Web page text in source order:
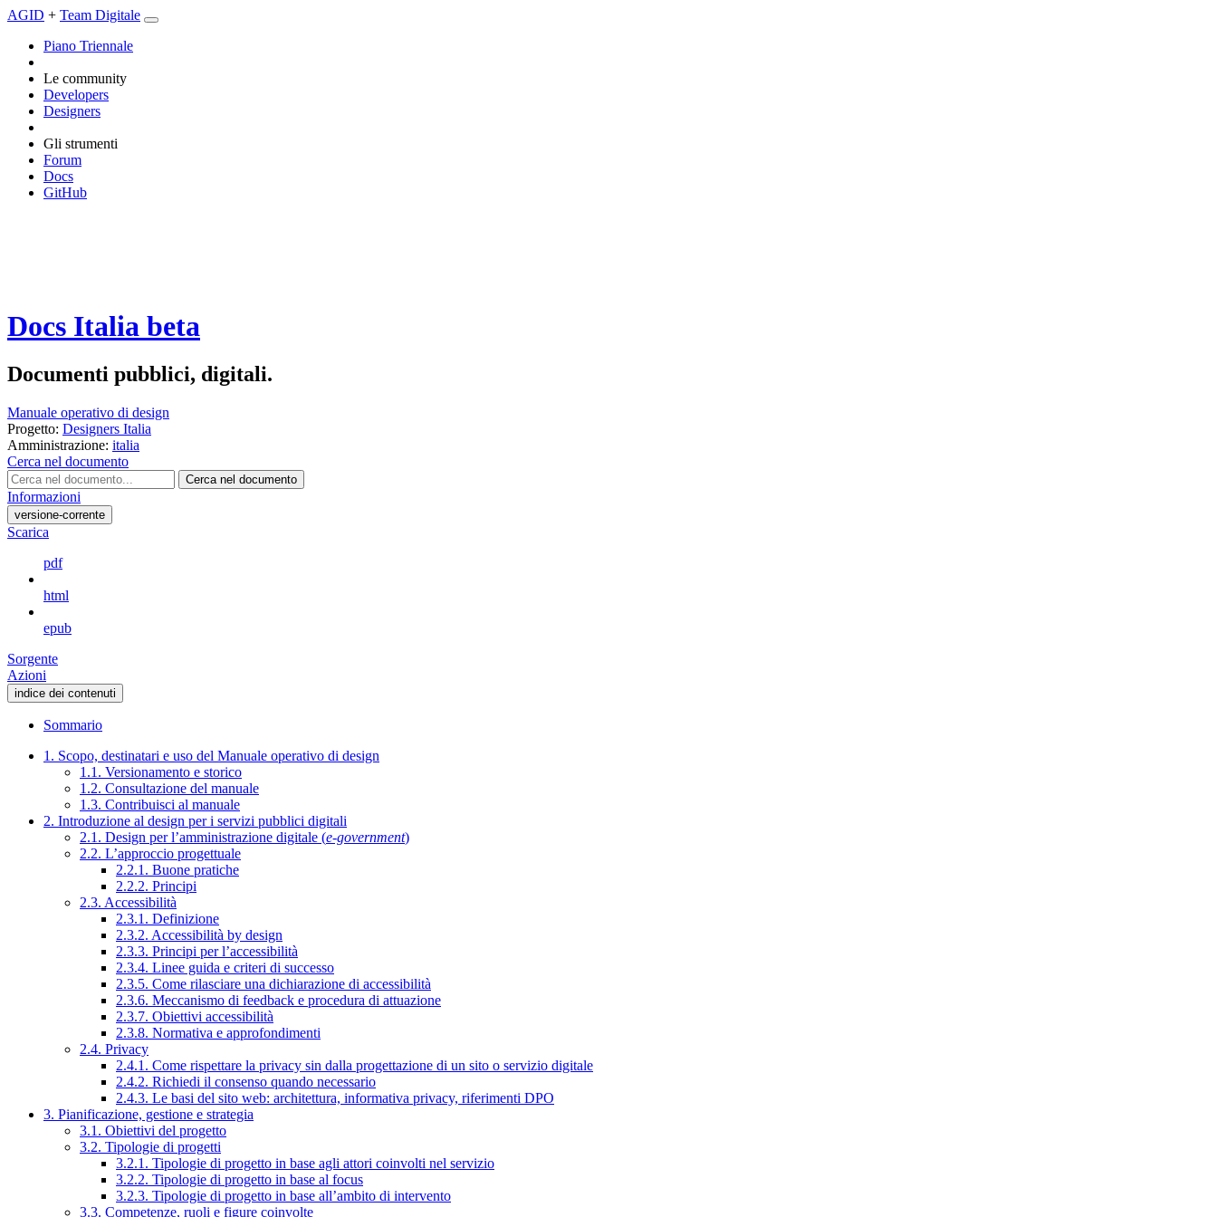
AGID + Team Digitale
Piano Triennale
Le community
Developers
Designers
Gli strumenti
Forum
Docs
GitHub
Docs Italia beta
Documenti pubblici, digitali.
Manuale operativo di design
Progetto: Designers Italia
Amministrazione: italia
Cerca nel documento
Cerca nel documento
Informazioni
versione-corrente
Scarica
pdf
html
epub
Sorgente
Azioni
indice dei contenuti
Sommario
1. Scopo, destinatari e uso del Manuale operativo di design
1.1. Versionamento e storico
1.2. Consultazione del manuale
1.3. Contribuisci al manuale
2. Introduzione al design per i servizi pubblici digitali
2.1. Design per l’amministrazione digitale (e-government)
2.2. L’approccio progettuale
2.2.1. Buone pratiche
2.2.2. Principi
2.3. Accessibilità
2.3.1. Definizione
2.3.2. Accessibilità by design
2.3.3. Principi per l’accessibilità
2.3.4. Linee guida e criteri di successo
2.3.5. Come rilasciare una dichiarazione di accessibilità
2.3.6. Meccanismo di feedback e procedura di attuazione
2.3.7. Obiettivi accessibilità
2.3.8. Normativa e approfondimenti
2.4. Privacy
2.4.1. Come rispettare la privacy sin dalla progettazione di un sito o servizio digitale
2.4.2. Richiedi il consenso quando necessario
2.4.3. Le basi del sito web: architettura, informativa privacy, riferimenti DPO
3. Pianificazione, gestione e strategia
3.1. Obiettivi del progetto
3.2. Tipologie di progetti
3.2.1. Tipologie di progetto in base agli attori coinvolti nel servizio
3.2.2. Tipologie di progetto in base al focus
3.2.3. Tipologie di progetto in base all’ambito di intervento
3.3. Competenze, ruoli e figure coinvolte